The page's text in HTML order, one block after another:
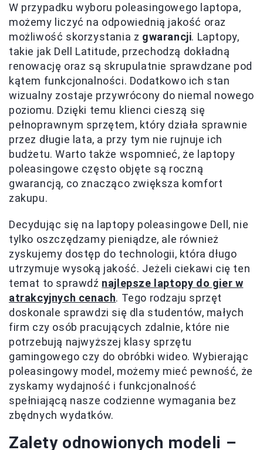
W przypadku wyboru poleasingowego laptopa,
możemy liczyć na odpowiednią jakość oraz
możliwość skorzystania z gwarancji. Laptopy,
takie jak Dell Latitude, przechodzą dokładną
renowację oraz są skrupulatnie sprawdzane pod
kątem funkcjonalności. Dodatkowo ich stan
wizualny zostaje przywrócony do niemal nowego
poziomu. Dzięki temu klienci cieszą się
pełnoprawnym sprzętem, który działa sprawnie
przez długie lata, a przy tym nie rujnuje ich
budżetu. Warto także wspomnieć, że laptopy
poleasingowe często objęte są roczną
gwarancją, co znacząco zwiększa komfort
zakupu.
Decydując się na laptopy poleasingowe Dell, nie
tylko oszczędzamy pieniądze, ale również
zyskujemy dostęp do technologii, która długo
utrzymuje wysoką jakość. Jeżeli ciekawi cię ten
temat to sprawdź najlepsze laptopy do gier w
atrakcyjnych cenach. Tego rodzaju sprzęt
doskonale sprawdzi się dla studentów, małych
firm czy osób pracujących zdalnie, które nie
potrzebują najwyższej klasy sprzętu
gamingowego czy do obróbki wideo. Wybierając
poleasingowy model, możemy mieć pewność, że
zyskamy wydajność i funkcjonalność
spełniającą nasze codzienne wymagania bez
zbędnych wydatków.
Zalety odnowionych modeli –